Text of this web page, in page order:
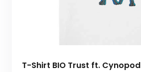
T-Shirt BIO Trust ft. Cynopod